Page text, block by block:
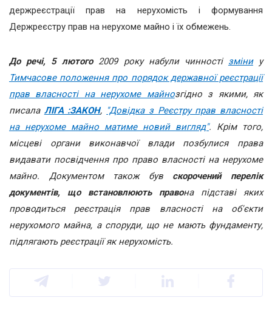
держреєстрації прав на нерухомість і формування
Держреєстру прав на нерухоме майно і їх обмежень.
До речі, 5 лютого2009 року набули чинності зміниу
Тимчасове положення про порядок державної реєстрації
прав власності на нерухоме майнозгідно з якими, як
писала ЛІГА :ЗАКОН, "Довідка з Реєстру прав власності
на нерухоме майно матиме новий вигляд". Крім того,
місцеві органи виконавчої влади позбулися права
видавати посвідчення про право власності на нерухоме
майно. Документом також був скорочений перелік
документів, що встановлюють правона підставі яких
проводиться реєстрація прав власності на об'єкти
нерухомого майна, а споруди, що не мають фундаменту,
підлягають реєстрації як нерухомість.